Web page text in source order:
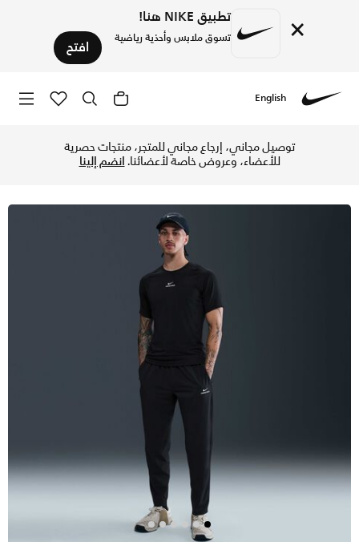
× تطبيق NIKE هنا!
تسوق ملابس وأحذية رياضية افتح
English
توصيل مجاني، إرجاع مجاني للمتجر، منتجات حصرية
للأعضاء، وعروض خاصة لأعضائنا.انضم إلينا